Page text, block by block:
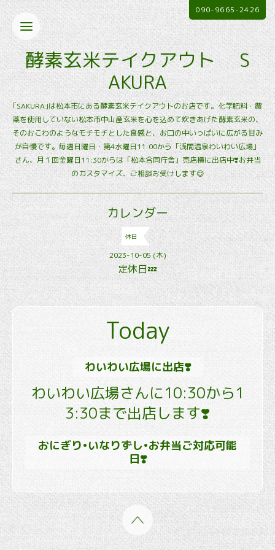
酵素玄米テイクアウト S
AKURA
｢SAKURA｣は松本市にある酵素玄米テイクアウトのお店です。化学肥料・農
薬を使用していない松本市中山産玄米を心を込めて炊きあげた酵素玄米の、
そのおこわのようなモチモチとした食感と、お口の中いっぱいに広がる甘み
が自慢です。毎週日曜日・第4水曜日11:00から「浅間温泉わいわい広場」
さん、月１回金曜日11:30からは「松本合同庁舎」売店横に出店中❣️お弁当
のカスタマイズ、ご相談お受けします😊
090-9665-2426
カレンダー
休日
2023-10-05 (木)
定休日💤
Today
わいわい広場に出店❣️
わいわい広場さんに10:30から1
3:30まで出店します❣️
おにぎり•いなりずし•お弁当ご対応可能
日❣️